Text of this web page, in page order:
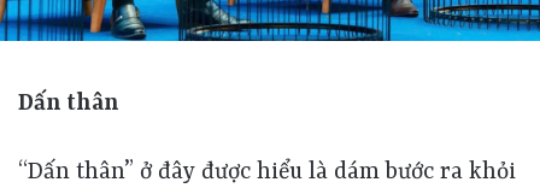
Dấn thân
“Dấn thân” ở đây được hiểu là dám bước ra khỏi đám đông gánh vác sứ mệnh dẫn dắt, tạo lập doanh nghiệp. Dấn thân với hành trình sáng lập, tận tụy và gắn bó mạnh mẽ với sứ mệnh và giá trị của doanh nghiệp. Trước hết, nhà sáng lập cần có tầm nhìn rõ ràng về sứ mệnh mà doanh nghiệp theo đuổi và truyền cảm hứng cho người khác. Trong thời đại bất ổn hiện nay, chúng ta “cần những nhà lãnh đạo hướng theo sứ mệnh” - những người có khả năng vẽ ra một tương lai đầy ý nghĩa để mọi người tin tưởng và cùng nỗ lực. Một nhà